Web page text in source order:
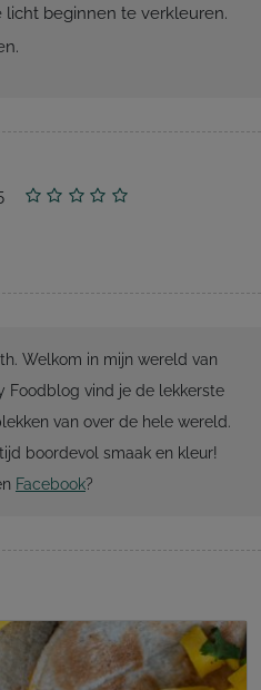
licht beginnen te verkleuren.
Welkom in mijn wereld van
Foodblog vind je de lekkerste
van over de hele wereld.
boordevol smaak en kleur!
Facebook?